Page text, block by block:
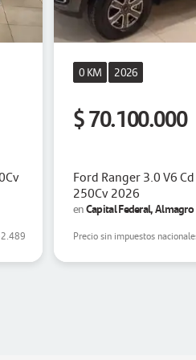
0 KM 2026
$ 70.100.000
Ford Ranger 3.0 V6
250Cv 2026
enCapital Federal, Almagro
Precio sin impuestos